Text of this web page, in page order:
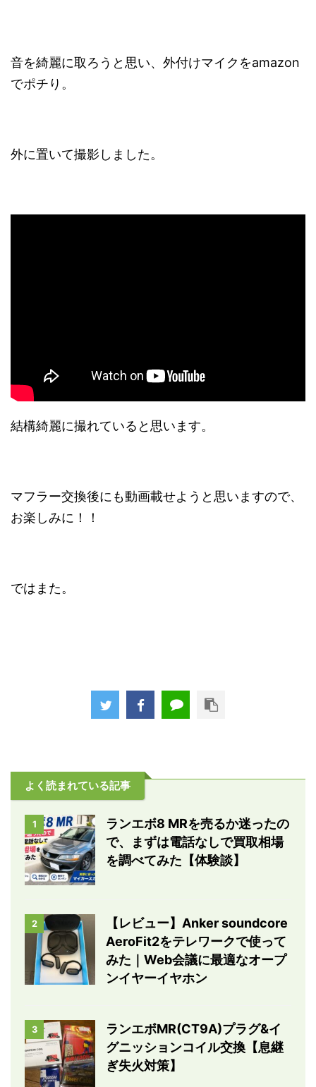
音を綺麗に取ろうと思い、外付けマイクをamazon
でポチり。
外に置いて撮影しました。
結構綺麗に撮れていると思います。
マフラー交換後にも動画載せようと思いますので、
お楽しみに！！
ではまた。
よく読まれている記事
1
ランエボ8 MRを売るか迷ったの
で、まずは電話なしで買取相場
を調べてみた【体験談】
2
【レビュー】Anker soundcore
AeroFit2をテレワークで使って
みた｜Web会議に最適なオープ
ンイヤーイヤホン
3
ランエボMR(CT9A)プラグ&イ
グニッションコイル交換【息継
ぎ失火対策】